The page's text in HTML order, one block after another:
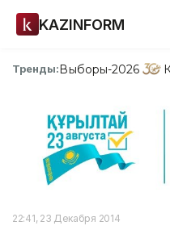
KAZINFORM
Тренды:Выборы-2026
22:41, 23 Декабря 2014